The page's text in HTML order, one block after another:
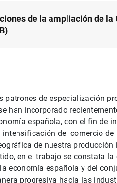
de la ampliación de la
)
patrones de especialización
han incorporado
española, con el fin de
del comercio de
de nuestra
en el trabajo se constata
economía española y del
progresiva hacia las